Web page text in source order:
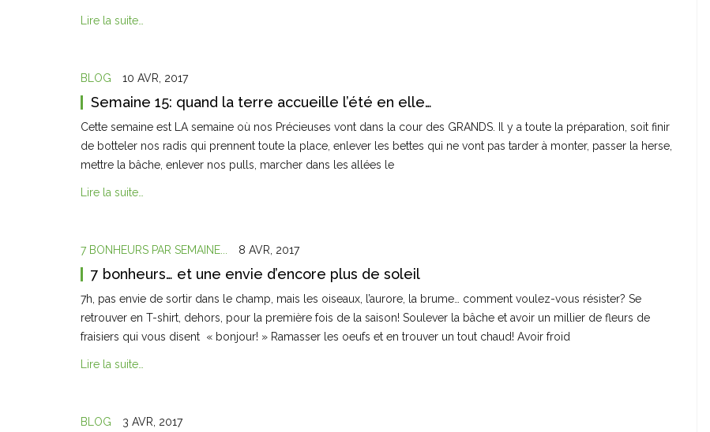
Lire la suite…
BLOG 10 AVR, 2017
Semaine 15: quand la terre accueille l’été en elle…
Cette semaine est LA semaine où nos Précieuses vont dans la cour des GRANDS. Il y a toute la préparation, soit finir
de botteler nos radis qui prennent toute la place, enlever les bettes qui ne vont pas tarder à monter, passer la herse,
mettre la bâche, enlever nos pulls, marcher dans les allées le
Lire la suite…
7 BONHEURS PAR SEMAINE... 8 AVR, 2017
7 bonheurs… et une envie d’encore plus de soleil
7h, pas envie de sortir dans le champ, mais les oiseaux, l’aurore, la brume… comment voulez-vous résister? Se
retrouver en T-shirt, dehors, pour la première fois de la saison! Soulever la bâche et avoir un millier de fleurs de
fraisiers qui vous disent « bonjour! » Ramasser les oeufs et en trouver un tout chaud! Avoir froid
Lire la suite…
BLOG 3 AVR, 2017